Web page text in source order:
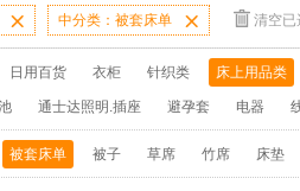
 中分类：被套床单  清空已
日用百货 衣柜 针织类 床上用品类
通士达照明.插座 避孕套 电器
被套床单 被子 草席 竹席 床垫